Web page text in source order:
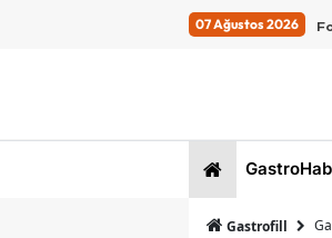
07 Ağustos 2026
Gastrofill